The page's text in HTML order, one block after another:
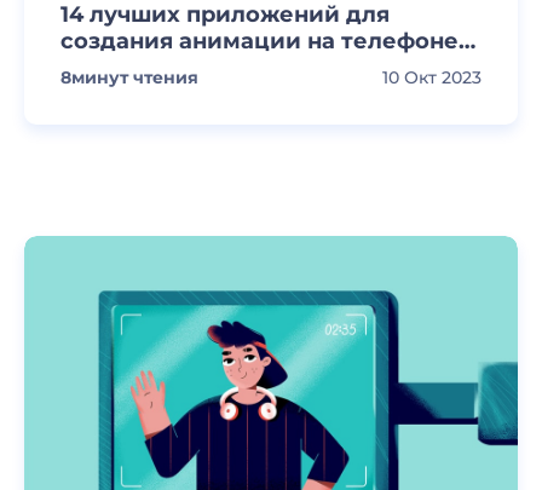
14 лучших приложений для
создания анимации на телефоне
[2023]
8минут чтения 10 Окт 2023